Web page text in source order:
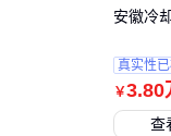
￥3.80
安徽冷
真实性
查